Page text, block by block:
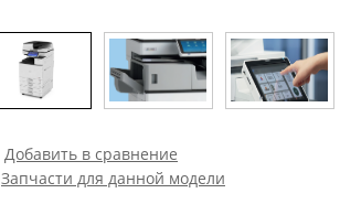
Добавить в сравнение
Запчасти для данной модели